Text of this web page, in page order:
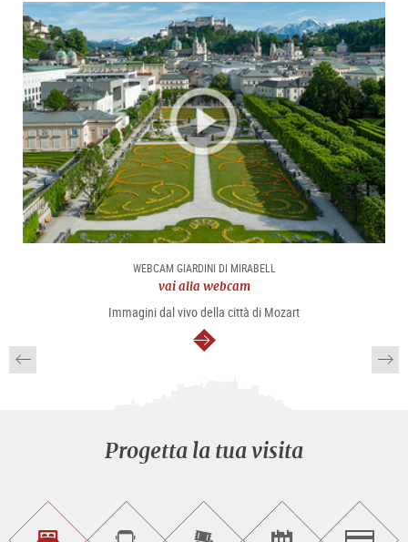
WEBCAM GIARDINI DI MIRABELL
vai alla webcam
Immagini dal vivo della città di Mozart
segue
Progetta la tua visita